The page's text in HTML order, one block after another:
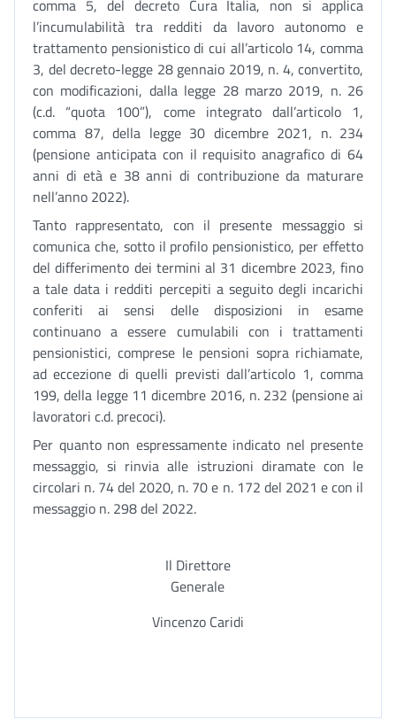
comma 5, del decreto Cura Italia, non si applica
l’incumulabilità tra redditi da lavoro autonomo e
trattamento pensionistico di cui all’articolo 14, comma
3, del decreto-legge 28 gennaio 2019, n. 4, convertito,
con modificazioni, dalla legge 28 marzo 2019, n. 26
(c.d. “quota 100”), come integrato dall’articolo 1,
comma 87, della legge 30 dicembre 2021, n. 234
(pensione anticipata con il requisito anagrafico di 64
anni di età e 38 anni di contribuzione da maturare
nell’anno 2022).
Tanto rappresentato, con il presente messaggio si
comunica che, sotto il profilo pensionistico, per effetto
del differimento dei termini al 31 dicembre 2023, fino
a tale data i redditi percepiti a seguito degli incarichi
conferiti ai sensi delle disposizioni in esame
continuano a essere cumulabili con i trattamenti
pensionistici, comprese le pensioni sopra richiamate,
ad eccezione di quelli previsti dall’articolo 1, comma
199, della legge 11 dicembre 2016, n. 232 (pensione ai
lavoratori c.d. precoci).
Per quanto non espressamente indicato nel presente
messaggio, si rinvia alle istruzioni diramate con le
circolari n. 74 del 2020, n. 70 e n. 172 del 2021 e con il
messaggio n. 298 del 2022.
Il Direttore
Generale
Vincenzo Caridi